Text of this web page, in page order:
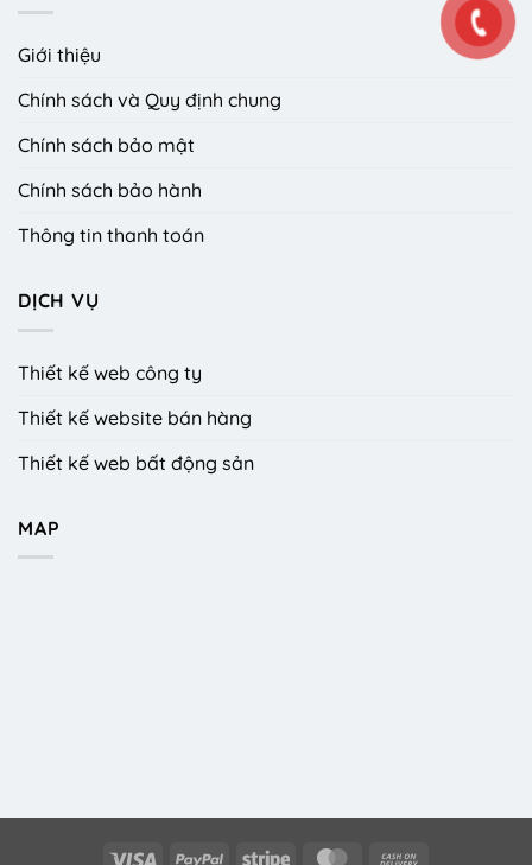
Giới thiệu
Chính sách và Quy định chung
Chính sách bảo mật
Chính sách bảo hành
Thông tin thanh toán
DỊCH VỤ
Thiết kế web công ty
Thiết kế website bán hàng
Thiết kế web bất động sản
MAP
Visa PayPal Stripe MasterCard